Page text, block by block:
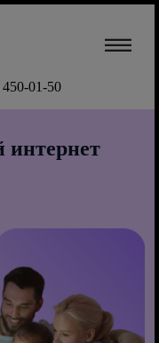
01-50